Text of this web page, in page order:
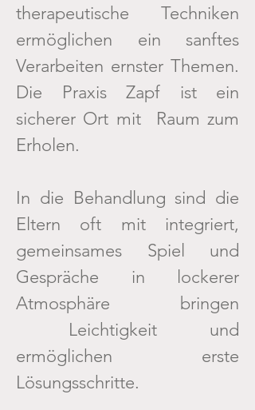
therapeutische Techniken
ermöglichen ein sanftes
Verarbeiten ernster Themen.
Die Praxis Zapf ist ein
sicherer Ort mit Raum zum
Erholen.
In die Behandlung sind die
Eltern oft mit integriert,
gemeinsames Spiel und
Gespräche in lockerer
Atmosphäre bringen
Leichtigkeit und
ermöglichen erste
Lösungsschritte.